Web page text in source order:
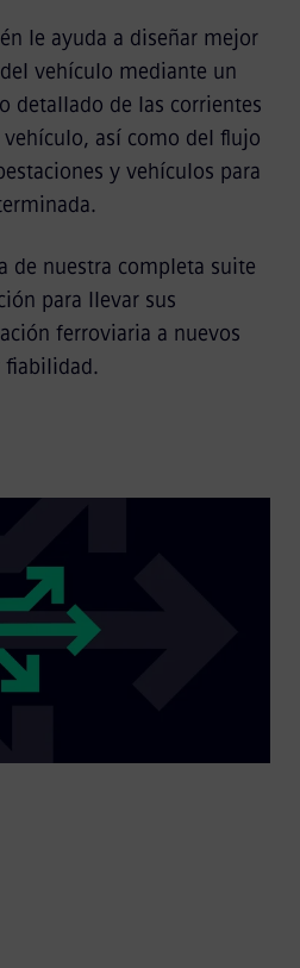
le ayuda a diseñar mejor
vehículo mediante un
detallado de las corrientes
así como del flujo
y vehículos para
de nuestra completa suite
para llevar sus
ferroviaria a nuevos
fiabilidad.